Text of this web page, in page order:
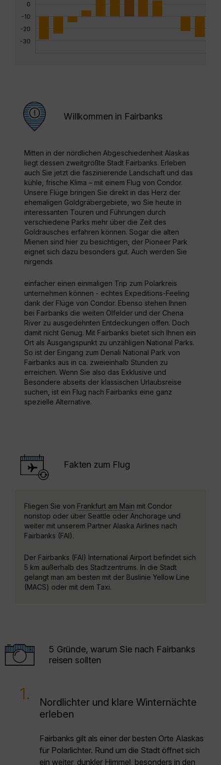
0
-10
-20
-30
Willkommen in Fairbanks
Mitten in der nördlichen Abgeschiedenheit Alaskas
liegt dessen zweitgrößte Stadt Fairbanks. Erleben
auch Sie jetzt die faszinierende Landschaft und das
kühle, frische Klima – mit einem Flug von Condor.
Unsere Flüge bringen Sie direkt in das Herz der
ehemaligen Goldgräbergebiete, wo Sie heute in
interessanten Touren und Führungen durch
verschiedene Parks mehr über die Zeit des
Goldrausches erfahren können. Sogar die alten
Mienen sind hier zu besichtigen, der Pioneer Park
eignet sich dazu besonders gut. Auch werden Sie
nirgends
einfacher einen einmaligen Trip zum Polarkreis
unternehmen können - echtes Expeditions-Feeling
dank der Flüge von Condor. Ebenso stehen Ihnen
bei Fairbanks die weiten Ölfelder und der Chena
River zu ausgedehnten Entdeckungen offen. Doch
damit nicht Genug. Mit Fairbanks bietet sich Ihnen ein
Ort als Ausgangspunkt zu unzähligen National Parks.
So ist der Eingang zum Denali National Park von
Fairbanks aus in ca. zweieinhalb Stunden zu
erreichen. Wenn Sie also das Exklusive und
Besondere abseits der klassischen Urlaubsreise
suchen, ist ein Flug nach Fairbanks eine ganz
spezielle Alternative.
Fakten zum Flug
Fliegen Sie von Frankfurt am Main mit Condor
nonstop oder über Seattle oder Anchorage und
weiter mit unserem Partner Alaska Airlines nach
Fairbanks (FAI).
Der Fairbanks (FAI) International Airport befindet sich
5 km außerhalb des Stadtzentrums. In die Stadt
gelangt man am besten mit der Buslinie Yellow Line
(MACS) oder mit dem Taxi.
5 Gründe, warum Sie nach Fairbanks
reisen sollten
1.
Nordlichter und klare Winternächte
erleben
Fairbanks gilt als einer der besten Orte Alaskas
für Polarlichter. Rund um die Stadt öffnet sich
ein weiter, dunkler Himmel, besonders in den